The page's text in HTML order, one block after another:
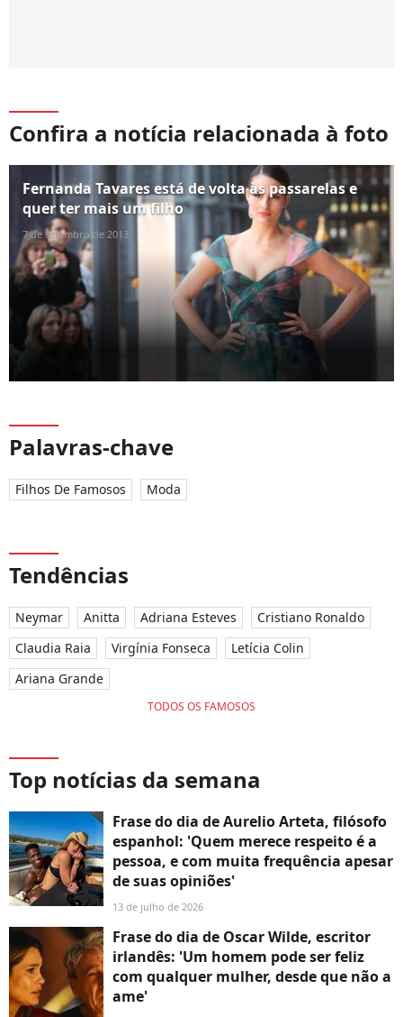
Confira a notícia relacionada à foto
Fernanda Tavares está de volta às passarelas e
quer ter mais um filho
7 de setembro de 2013
Palavras-chave
Filhos De Famosos Moda
Tendências
Neymar Anitta Adriana Esteves
Cristiano Ronaldo
Claudia Raia
Virgínia Fonseca
Letícia Colin
Ariana Grande
TODOS OS FAMOSOS
Top notícias da semana
Frase do dia de Aurelio Arteta, filósofo
espanhol: 'Quem merece respeito é a
pessoa, e com muita frequência apesar
de suas opiniões'
13 de julho de 2026
Frase do dia de Oscar Wilde, escritor
irlandês: 'Um homem pode ser feliz
com qualquer mulher, desde que não a
ame'